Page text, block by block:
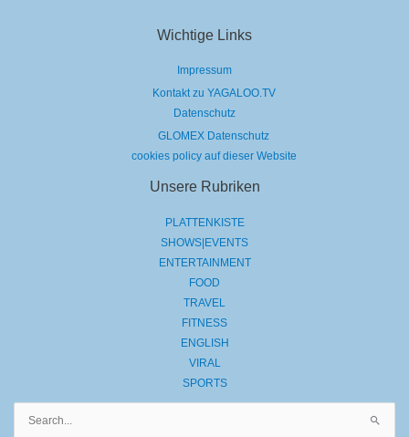
Wichtige Links
Impressum
Kontakt zu YAGALOO.TV
Datenschutz
GLOMEX Datenschutz
cookies policy auf dieser Website
Unsere Rubriken
PLATTENKISTE
SHOWS|EVENTS
ENTERTAINMENT
FOOD
TRAVEL
FITNESS
ENGLISH
VIRAL
SPORTS